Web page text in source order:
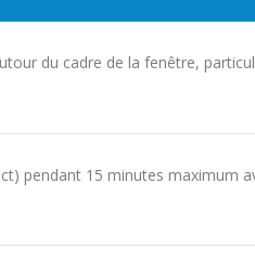
du cadre de la fenêtre,
pendant 15 minutes maximum